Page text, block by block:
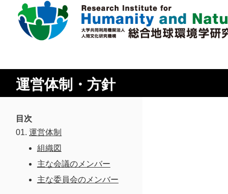
に
研究所概要
所長挨拶
運営体制・方針
沿革
運営体制・方針
目次
運営体制
組織図
主な会議のメンバー
主な委員会のメンバー